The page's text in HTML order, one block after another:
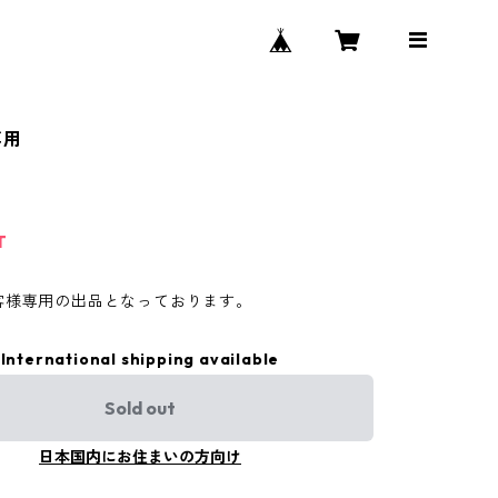
専用の出品となっております。
International shipping available
Sold out
日本国内にお住まいの方向け